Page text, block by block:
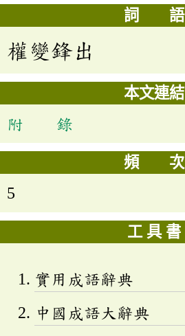
詞 語
權變鋒出
本文連結
附 錄
頻 次
5
工 具 書
實用成語辭典
中國成語大辭典